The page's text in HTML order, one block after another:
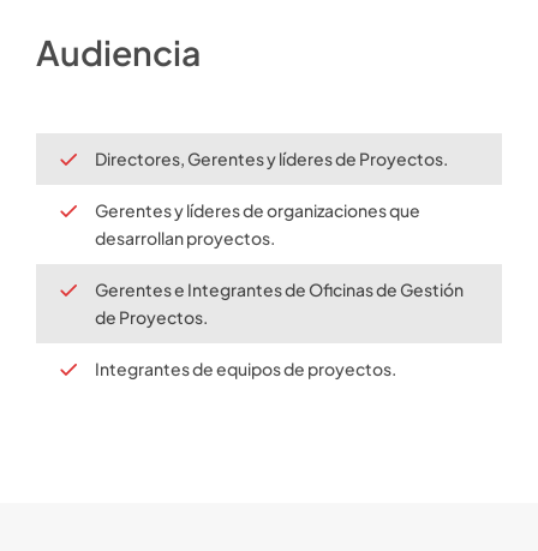
Audiencia
Directores, Gerentes y líderes de Proyectos.
Gerentes y líderes de organizaciones que
desarrollan proyectos.
Gerentes e Integrantes de Oficinas de Gestión
de Proyectos.
Integrantes de equipos de proyectos.